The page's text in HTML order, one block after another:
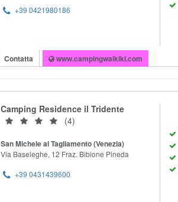
+39 0421980186
Contatta www.campingwaikiki.com
Camping Residence il Tridente
(4)
San Michele al Tagliamento (Venezia)
Via Baseleghe, 12 Fraz. Bibione Pineda
+39 0431439600